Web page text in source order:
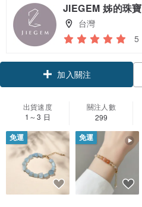
JIEGEM 姊的珠寶
台灣
5
加入關注
出貨速度
1～3 日
關注人數
299
免運 免運